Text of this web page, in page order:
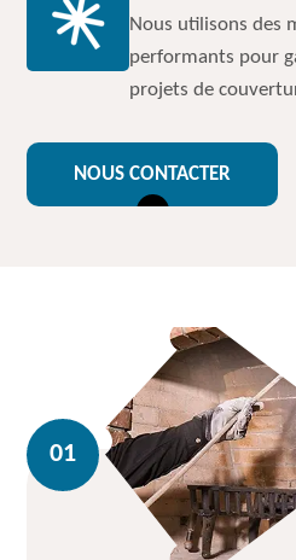
Nous utilisons des
performants pour
projets de
NOUS CONTACTER